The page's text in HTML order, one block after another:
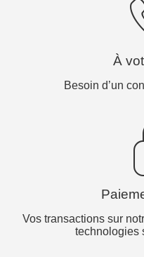
À
Besoin d’un
Vos transactions sur
technologies